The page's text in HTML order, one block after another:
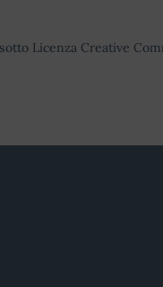
Licenza Creative